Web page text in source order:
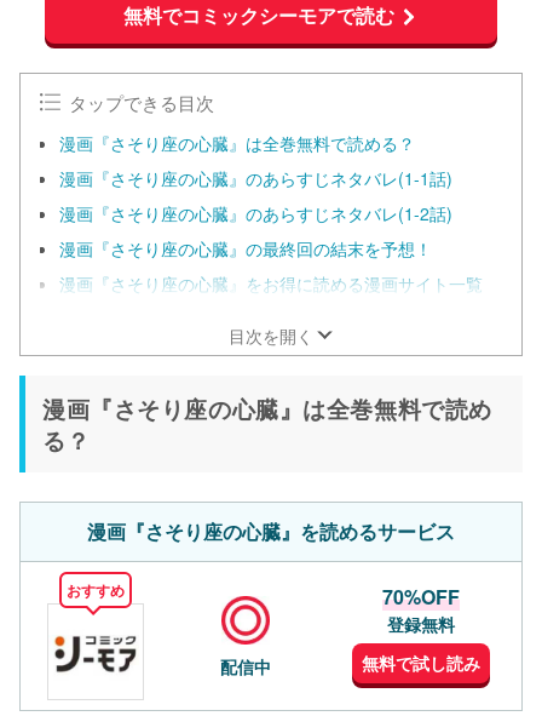
無料でコミックシーモアで読む
タップできる目次
漫画『さそり座の心臓』は全巻無料で読める？
漫画『さそり座の心臓』のあらすじネタバレ(1-1話)
漫画『さそり座の心臓』のあらすじネタバレ(1-2話)
漫画『さそり座の心臓』の最終回の結末を予想！
漫画『さそり座の心臓』をお得に読める漫画サイト一覧
目次を開く
漫画『さそり座の心臓』は全巻無料で読め
る？
漫画『さそり座の心臓』を読めるサービス
おすすめ
配信中
70%OFF
登録無料
無料で試し読み